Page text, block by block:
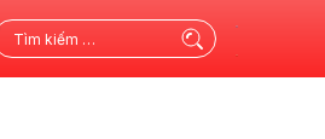
kiếm